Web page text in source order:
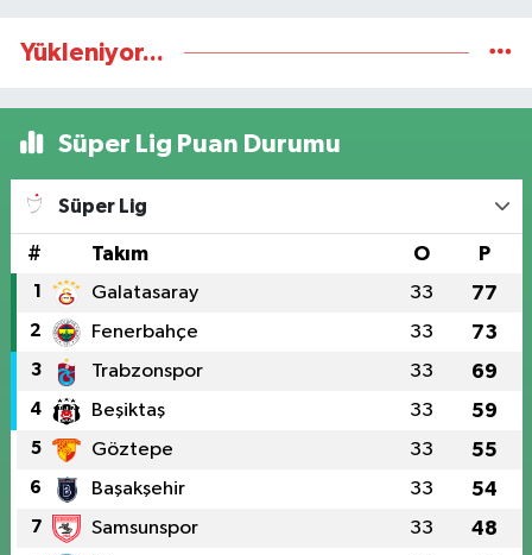
Yükleniyor...
Süper Lig Puan Durumu
Süper Lig
# Takım O P
1 Galatasaray 33 77
2 Fenerbahçe 33 73
3 Trabzonspor 33 69
4 Beşiktaş 33 59
5 Göztepe 33 55
6 Başakşehir 33 54
7 Samsunspor 33 48